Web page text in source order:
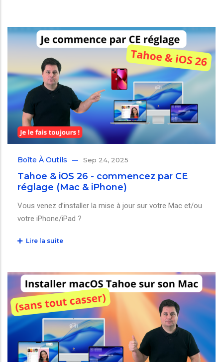
Boîte À Outils Sep 24, 2025
Tahoe & iOS 26 - commencez par CE
réglage (Mac & iPhone)
Vous venez d’installer la mise à jour sur votre Mac et/ou
votre iPhone/iPad ?
Lire la suite